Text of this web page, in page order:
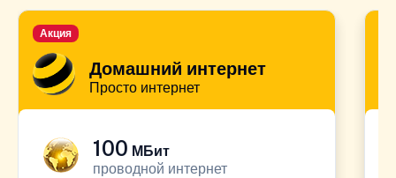
Домашний интернет
Просто интернет
Акция
100 МБит
проводной интернет